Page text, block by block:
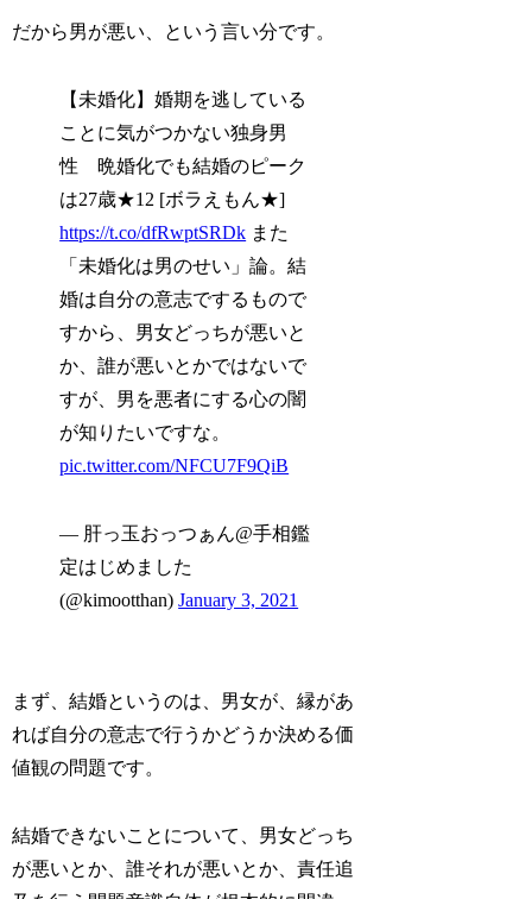
だから男が悪い、という言い分です。
【未婚化】婚期を逃している
ことに気がつかない独身男
性 晩婚化でも結婚のピーク
は27歳★12 [ボラえもん★]
https://t.co/dfRwptSRDk また
「未婚化は男のせい」論。結
婚は自分の意志でするもので
すから、男女どっちが悪いと
か、誰が悪いとかではないで
すが、男を悪者にする心の闇
が知りたいですな。
pic.twitter.com/NFCU7F9QiB
— 肝っ玉おっつぁん@手相鑑
定はじめました
(@kimootthan)January 3, 2021
まず、結婚というのは、男女が、縁があ
れば自分の意志で行うかどうか決める価
値観の問題です。
結婚できないことについて、男女どっち
が悪いとか、誰それが悪いとか、責任追